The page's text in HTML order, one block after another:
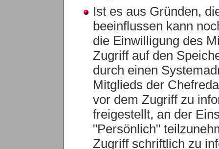
Ist es aus Gründen,
beeinflussen kann
die Einwilligung des
Zugriff auf den
durch einen
Mitglieds der
vor dem Zugriff zu
freigestellt, an der
"Persönlich"
Zugriff schriftlich zu